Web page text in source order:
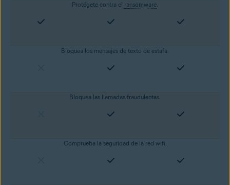
Protégete contra el ransomware.
Bloquea los mensajes de texto de estafa.
Bloquea las llamadas fraudulentas.
Comprueba la seguridad de la red wifi.